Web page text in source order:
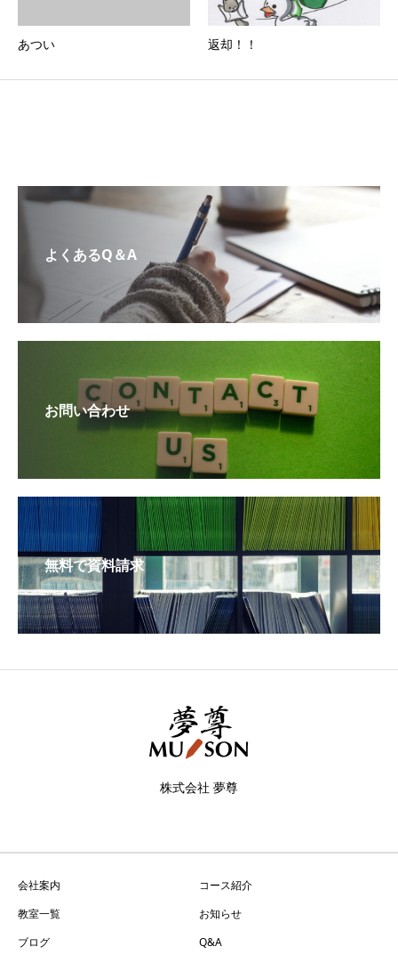
あつい 返却！！
よくあるQ＆A
お問い合わせ
無料で資料請求
株式会社 夢尊
会社案内
コース紹介
教室一覧
お知らせ
ブログ
Q&A